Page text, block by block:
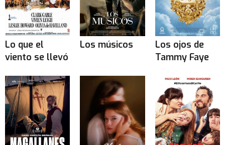
Lo que el
viento se llevó
Los músicos
Los ojos de
Tammy Faye